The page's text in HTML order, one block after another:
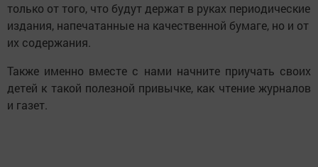
только от того, что будут держат в руках периодические
издания, напечатанные на качественной бумаге, но и от
их содержания.
Также именно вместе с нами начните приучать своих
детей к такой полезной привычке, как чтение журналов
и газет.